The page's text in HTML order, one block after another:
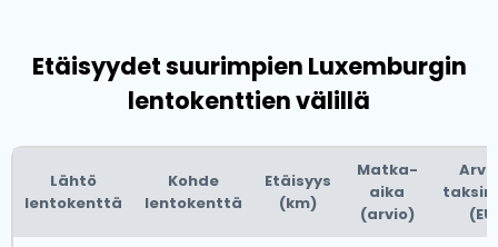
Etäisyydet suurimpien Luxemburgin
lentokenttien välillä
Lähtö
lentokenttä
Kohde
lentokenttä
Etäisyys
(km)
Matka-
aika
(arvio)